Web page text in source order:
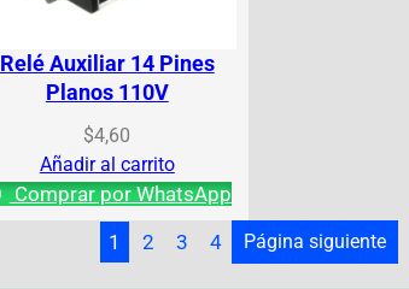
Relé Auxiliar 14 Pines
Planos 110V
$4,60
Añadir al carrito
Comprar por WhatsApp
1
2 3 4 Página siguiente